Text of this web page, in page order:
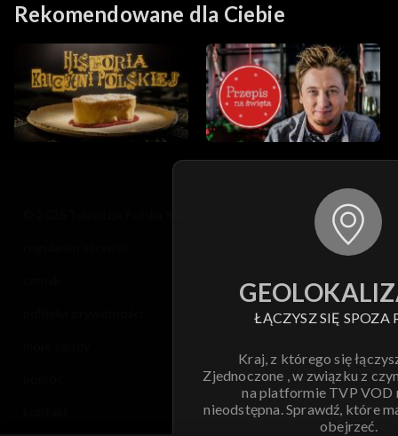
Rekomendowane dla Ciebie
ŁĄCZYSZ SIĘ SPOZA
Kraj, z którego się
Zjednoczone , w związku z
na platformie TVP VOD
nieodstępna. Sprawdź, które
obejrzeć.